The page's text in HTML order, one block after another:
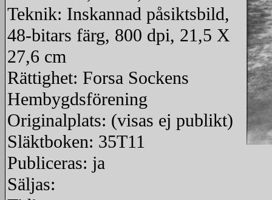
Teknik: Inskannad påsiktsbild,
48-bitars färg, 800 dpi, 21,5 X
27,6 cm
Rättighet: Forsa Sockens
Hembygdsförening
Originalplats: (visas ej publikt)
Släktboken: 35T11
Publiceras: ja
Säljas: